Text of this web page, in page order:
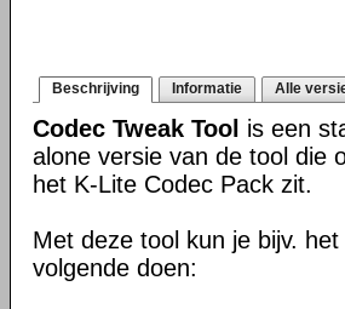
Beschrijving Informatie Alle
Codec Tweak Tool is een
alone versie van de tool die
het K-Lite Codec Pack zit.
Met deze tool kun je bijv. het
volgende doen: